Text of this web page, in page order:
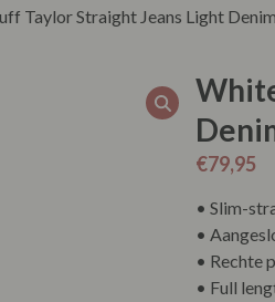
Taylor Straight Jeans Light Denim
€79,95
• Slim-
•
• Rechte
• Full